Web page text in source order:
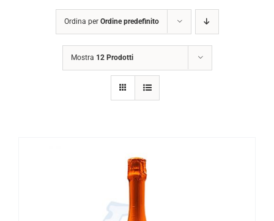
Ordina per Ordine predefinito
Mostra 12 Prodotti